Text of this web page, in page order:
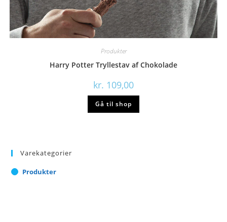
Produkter
Harry Potter Tryllestav af Chokolade
kr. 109,00
Gå til shop
Varekategorier
Produkter